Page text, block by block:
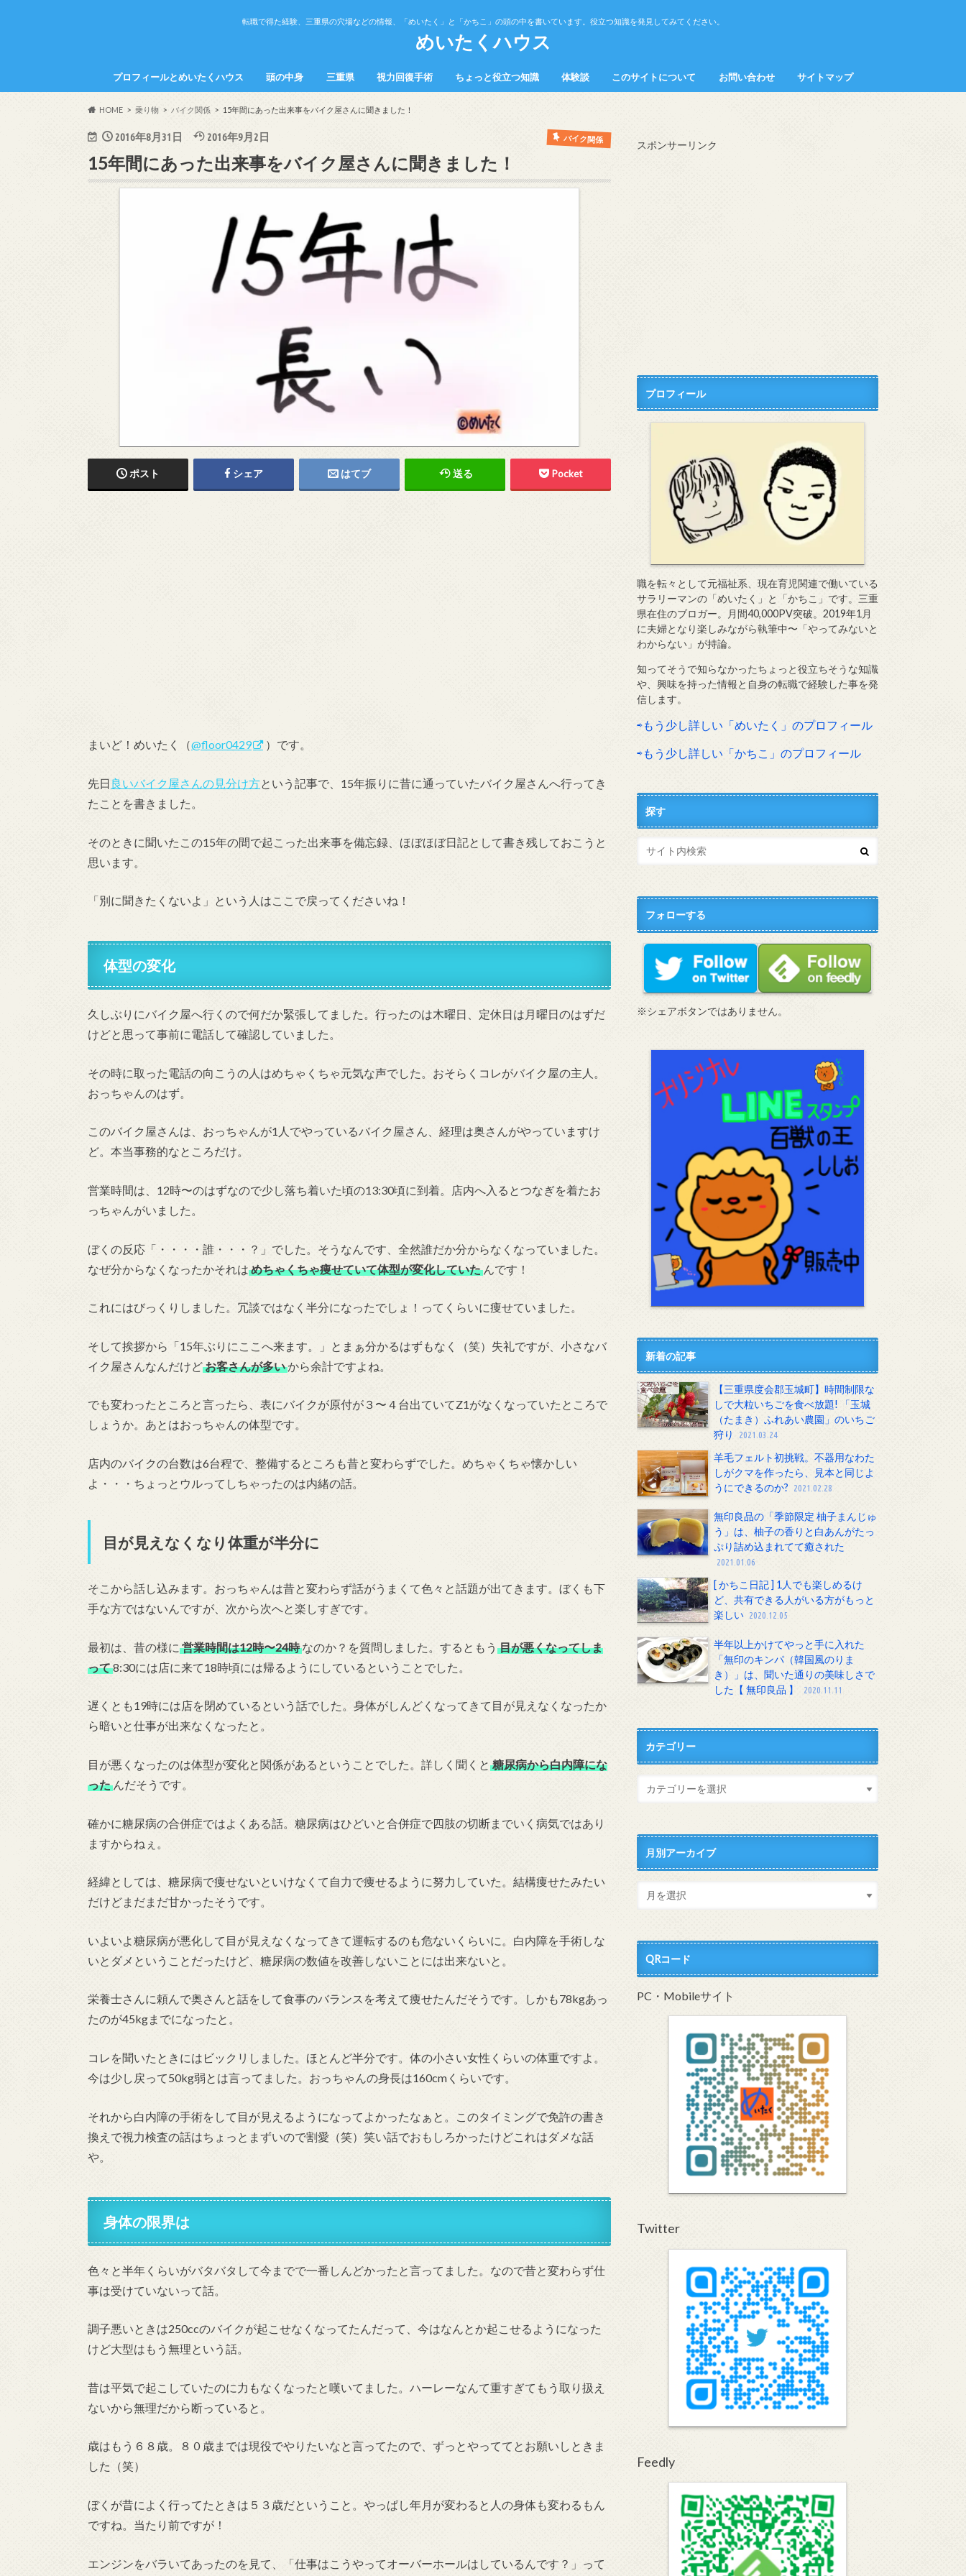
転職で得た経験、三重県の穴場などの情報、「めいたく」と「かちこ」の頭の中を書いています。役立つ知識を発見してみてください。
めいたくハウス
プロフィールとめいたくハウス 頭の中身 三重県 視力回復手術 ちょっと役立つ知識 体験談 このサイトについて お問い合わせ サイトマップ
HOME 乗り物 バイク関係 15年間にあった出来事をバイク屋さんに聞きました！
2016年8月31日 2016年9月2日 バイク関係
15年間にあった出来事をバイク屋さんに聞きました！
ポスト シェア はてブ 送る Pocket
まいど！めいたく（@floor0429 ）です。
先日 良いバイク屋さんの見分け方という記事で、15年振りに昔に通っていたバイク屋さんへ行ってき
たことを書きました。
そのときに聞いたこの15年の間で起こった出来事を備忘録、ほぼほぼ日記として書き残しておこうと
思います。
「別に聞きたくないよ」という人はここで戻ってくださいね！
体型の変化
久しぶりにバイク屋へ行くので何だか緊張してました。行ったのは木曜日、定休日は月曜日のはずだ
けどと思って事前に電話して確認していました。
その時に取った電話の向こうの人はめちゃくちゃ元気な声でした。おそらくコレがバイク屋の主人。
おっちゃんのはず。
このバイク屋さんは、おっちゃんが1人でやっているバイク屋さん、経理は奥さんがやっていますけ
ど。本当事務的なところだけ。
営業時間は、12時〜のはずなので少し落ち着いた頃の13:30頃に到着。店内へ入るとつなぎを着たお
っちゃんがいました。
ぼくの反応「・・・・誰・・・？」でした。そうなんです、全然誰だか分からなくなっていました。
なぜ分からなくなったかそれは めちゃくちゃ痩せていて体型が変化していた んです！
これにはびっくりしました。冗談ではなく半分になったでしょ！ってくらいに痩せていました。
そして挨拶から「15年ぶりにここへ来ます。」とまぁ分かるはずもなく（笑）失礼ですが、小さなバ
イク屋さんなんだけどお客さんが多いから余計ですよね。
でも変わったところと言ったら、表にバイクが原付が３〜４台出ていてZ1がなくなっていたところで
しょうか。あとはおっちゃんの体型です。
店内のバイクの台数は6台程で、整備するところも昔と変わらずでした。めちゃくちゃ懐かしい
よ・・・ちょっとウルってしちゃったのは内緒の話。
目が見えなくなり体重が半分に
そこから話し込みます。おっちゃんは昔と変わらず話がうまくて色々と話題が出てきます。ぼくも下
手な方ではないんですが、次から次へと楽しすぎです。
最初は、昔の様に 営業時間は12時〜24時 なのか？を質問しました。するともう 目が悪くなってしま
って8:30には店に来て18時頃には帰るようにしているということでした。
遅くとも19時には店を閉めているという話でした。身体がしんどくなってきて目が見えなくなったか
ら暗いと仕事が出来なくなったと。
目が悪くなったのは体型が変化と関係があるということでした。詳しく聞くと 糖尿病から白内障にな
った んだそうです。
確かに糖尿病の合併症ではよくある話。糖尿病はひどいと合併症で四肢の切断までいく病気ではあり
ますからねぇ。
経緯としては、糖尿病で痩せないといけなくて自力で痩せるように努力していた。結構痩せたみたい
だけどまだまだ甘かったそうです。
いよいよ糖尿病が悪化して目が見えなくなってきて運転するのも危ないくらいに。白内障を手術しな
いとダメということだったけど、糖尿病の数値を改善しないことには出来ないと。
栄養士さんに頼んで奥さんと話をして食事のバランスを考えて痩せたんだそうです。しかも78kgあっ
たのが45kgまでになったと。
コレを聞いたときにはビックリしました。ほとんど半分です。体の小さい女性くらいの体重ですよ。
今は少し戻って50kg弱とは言ってました。おっちゃんの身長は160cmくらいです。
それから白内障の手術をして目が見えるようになってよかったなぁと。このタイミングで免許の書き
換えで視力検査の話はちょっとまずいので割愛（笑）笑い話でおもしろかったけどこれはダメな話
や。
身体の限界は
色々と半年くらいがバタバタして今までで一番しんどかったと言ってました。なので昔と変わらず仕
事は受けていないって話。
調子悪いときは250ccのバイクが起こせなくなってたんだって、今はなんとか起こせるようになった
けど大型はもう無理という話。
昔は平気で起こしていたのに力もなくなったと嘆いてました。ハーレーなんて重すぎてもう取り扱え
ないから無理だから断っていると。
歳はもう６８歳。８０歳までは現役でやりたいなと言ってたので、ずっとやっててとお願いしときま
した（笑）
ぼくが昔によく行ってたときは５３歳だということ。やっぱし年月が変わると人の身体も変わるもん
ですね。当たり前ですが！
エンジンをバラいてあったのを見て、「仕事はこうやってオーバーホールはしているんです？」って
スポンサーリンク
プロフィール
職を転々として元福祉系、現在育児関連で働いている
サラリーマンの「めいたく」と「かちこ」です。三重
県在住のブロガー。月間40,000PV突破。2019年1月
に夫婦となり楽しみながら執筆中〜「やってみないと
わからない」が持論。
知ってそうで知らなかったちょっと役立ちそうな知識
や、興味を持った情報と自身の転職で経験した事を発
信します。
⇨もう少し詳しい「めいたく」のプロフィール
⇨もう少し詳しい「かちこ」のプロフィール
探す
フォローする
※シェアボタンではありません。
新着の記事
【三重県度会郡玉城町】時間制限な
しで大粒いちごを食べ放題! 「玉城
（たまき）ふれあい農園」のいちご
狩り
2021.03.24
羊毛フェルト初挑戦。不器用なわた
しがクマを作ったら、見本と同じよ
うにできるのか?
2021.02.28
無印良品の「季節限定 柚子まんじゅ
う」は、柚子の香りと白あんがたっ
ぷり詰め込まれてて癒された
2021.01.06
[ かちこ日記 ] 1人でも楽しめるけ
ど、共有できる人がいる方がもっと
楽しい 2020.12.05
半年以上かけてやっと手に入れた
「無印のキンパ（韓国風のりま
き）」は、聞いた通りの美味しさで
した【 無印良品 】
2020.11.11
カテゴリー
月別アーカイブ
QRコード
PC・Mobileサイト
Twitter
Feedly